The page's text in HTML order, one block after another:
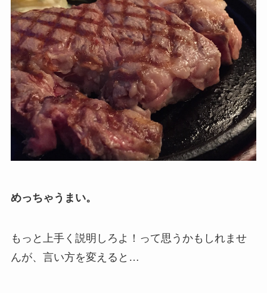
めっちゃうまい。
もっと上手く説明しろよ！って思うかもしれませ
んが、言い方を変えると…